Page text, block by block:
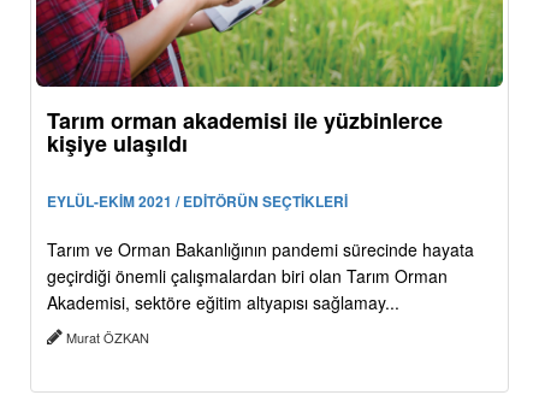
Tarım orman akademisi ile yüzbinlerce
kişiye ulaşıldı
EYLÜL-EKİM 2021 / EDİTÖRÜN SEÇTİKLERİ
Tarım ve Orman Bakanlığının pandemi sürecinde hayata
geçirdiği önemli çalışmalardan biri olan Tarım Orman
Akademisi, sektöre eğitim altyapısı sağlamay...
Murat ÖZKAN